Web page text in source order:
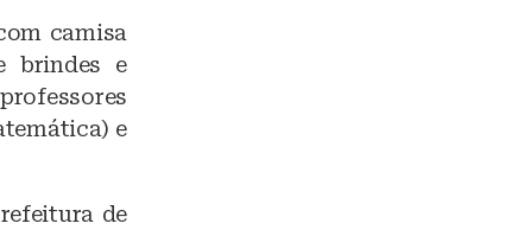
camisa
brindes e
e
de